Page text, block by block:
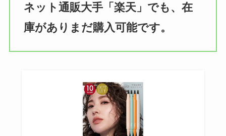
ネット通販大手「楽天」でも、在
庫がありまだ購入可能です。